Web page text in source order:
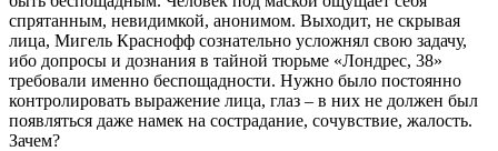
спрятанным, невидимкой, анонимом. Выходит, не скрывая
лица, Мигель Краснофф сознательно усложнял свою задачу,
ибо допросы и дознания в тайной тюрьме «Лондрес, 38»
требовали именно беспощадности. Нужно было постоянно
контролировать выражение лица, глаз – в них не должен был
появляться даже намек на сострадание, сочувствие, жалость.
Зачем?